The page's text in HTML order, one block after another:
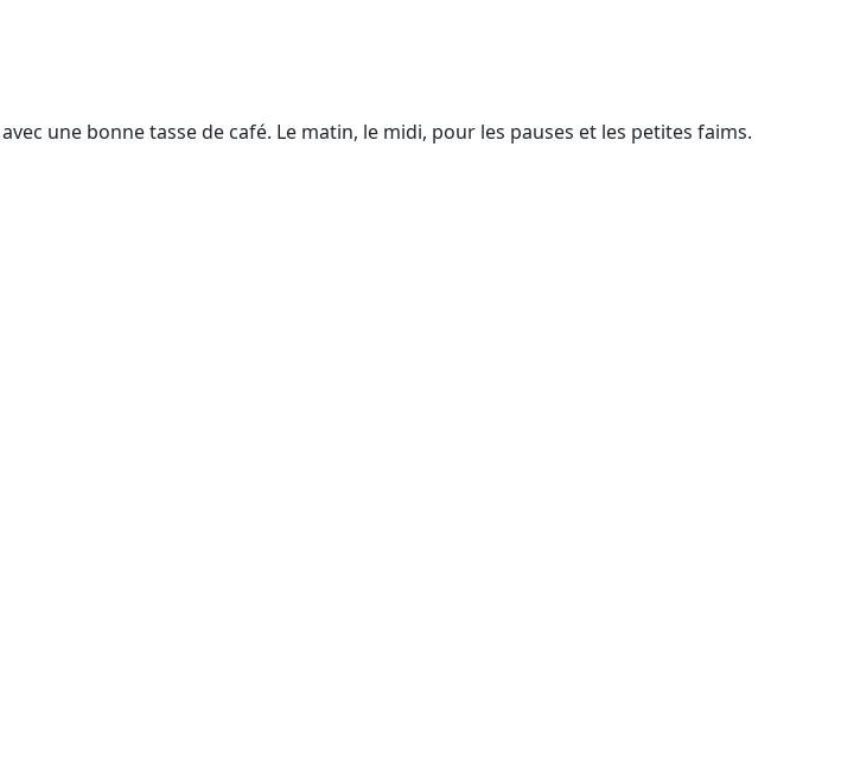
une bonne tasse de café. Le matin, le midi, pour les pauses et les petites faims.